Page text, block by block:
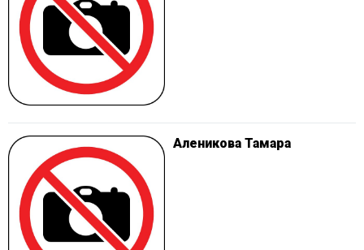
Аленикова Тамара